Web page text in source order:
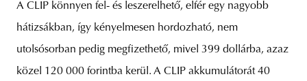
A CLIP könnyen fel- és leszerelhető, elfér egy nagyobb
hátizsákban, így kényelmesen hordozható, nem
utolsósorban pedig megfizethető, mivel 399 dollárba, azaz
közel 120 000 forintba kerül. A CLIP akkumulátorát 40